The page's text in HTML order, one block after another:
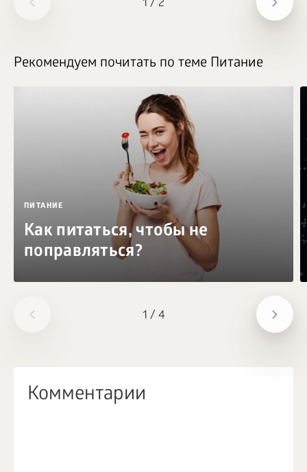
1 / 2
1 / 4
Рекомендуем почитать по теме Питание
ПИТАНИЕ
Как питаться, чтобы не
поправляться?
Комментарии